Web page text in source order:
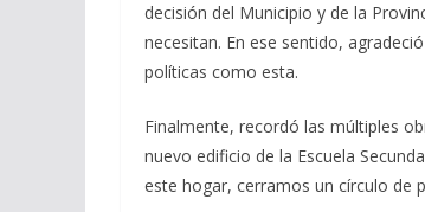
decisión del Municipio y de la
necesitan. En ese sentido,
políticas como esta.
Finalmente, recordó las múltiples
nuevo edificio de la Escuela
este hogar, cerramos un círculo de